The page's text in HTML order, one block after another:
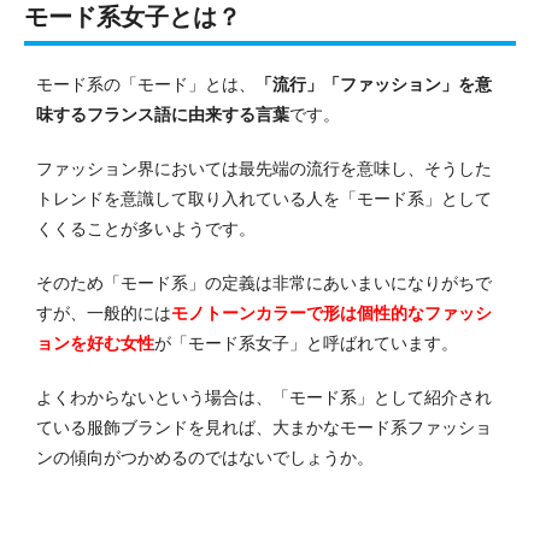
モード系女子とは？
モード系の「モード」とは、
「流行」「ファッション」を意
味するフランス語に由来する言葉です。
ファッション界においては最先端の流行を意味し、そうした
トレンドを意識して取り入れている人を「モード系」として
くくることが多いようです。
そのため「モード系」の定義は非常にあいまいになりがちで
すが、一般的にはモノトーンカラーで形は個性的なファッシ
ョンを好む女性が「モード系女子」と呼ばれています。
よくわからないという場合は、「モード系」として紹介され
ている服飾ブランドを見れば、大まかなモード系ファッショ
ンの傾向がつかめるのではないでしょうか。